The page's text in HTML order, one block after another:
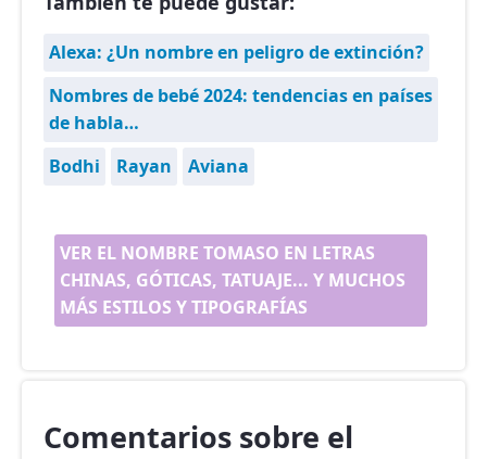
Alexa: ¿Un nombre en peligro de extinción?
Nombres de bebé 2024: tendencias en países
de habla…
Bodhi
Rayan Aviana
VER EL NOMBRE TOMASO EN LETRAS
CHINAS, GÓTICAS, TATUAJE... Y MUCHOS
MÁS ESTILOS Y TIPOGRAFÍAS
Comentarios sobre el